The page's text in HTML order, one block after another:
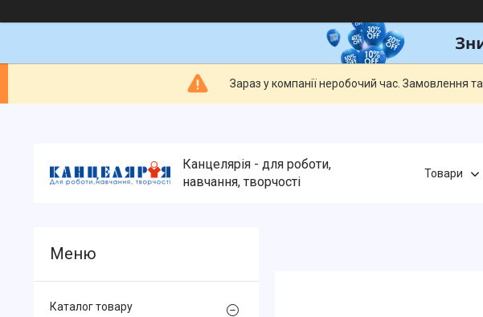
Зараз у компанії неробочий час. Замовлення
Канцелярія - для роботи,
навчання, творчості
Товари
Каталог товару